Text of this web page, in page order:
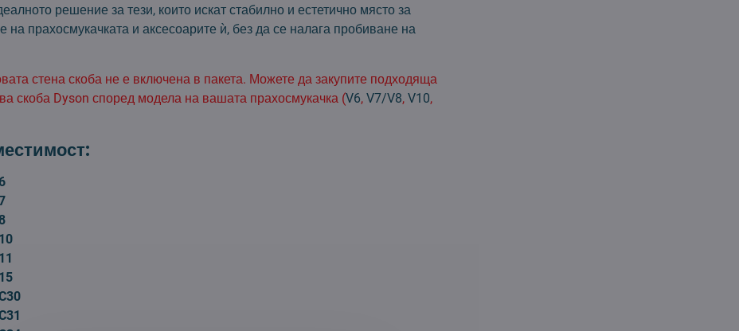
решение за тези, които искат стабилно и естетично място за
на прахосмукачката и аксесоарите ѝ, без да се налага пробиване на
стена скоба не е включена в пакета. Можете да закупите подходяща
скоба Dyson според модела на вашата прахосмукачка (V6,V7/V8,V10,